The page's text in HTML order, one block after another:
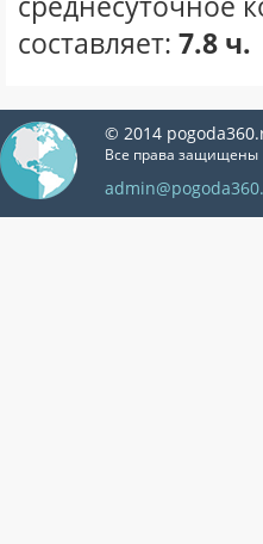
составляет: 7.8 ч.
© 2014
Все права защищены